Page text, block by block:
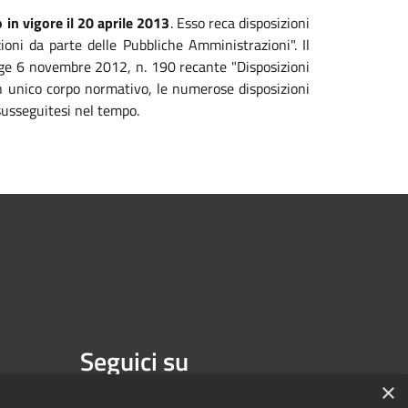
in vigore il 20 aprile 2013. Esso reca disposizioni
da parte delle Pubbliche Amministrazioni". Il
6 novembre 2012, n. 190 recante "Disposizioni
corpo normativo, le numerose disposizioni
nel tempo.
Seguici su
×